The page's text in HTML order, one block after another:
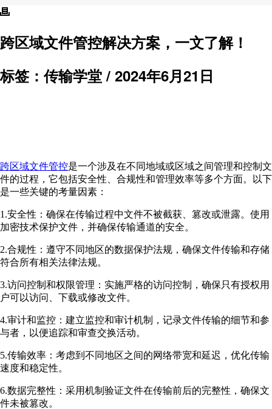
跨区域文件管控解决方案，一文了解！
标签：传输学堂 / 2024年6月21日
跨区域文件管控是一个涉及在不同地域或区域之间管理和控制文
件的过程，它包括安全性、合规性和管理效率等多个方面。以下
是一些关键的考量因素：
1.安全性：确保在传输过程中文件不被截获、篡改或泄露。使用
加密技术保护文件，并确保传输通道的安全。
2.合规性：遵守不同地区的数据保护法规，确保文件传输和存储
符合所有相关法律法规。
3.访问控制和权限管理：实施严格的访问控制，确保只有授权用
户可以访问、下载或修改文件。
4.审计和监控：建立监控和审计机制，记录文件传输的细节和参
与者，以便追踪和审查交换活动。
5.传输效率：考虑到不同地区之间的网络带宽和延迟，优化传输
速度和稳定性。
6.数据完整性：采用机制验证文件在传输前后的完整性，确保文
件未被篡改。